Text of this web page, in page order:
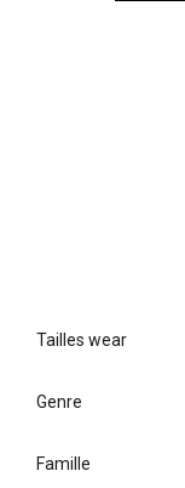
tailles wear
genre
famille